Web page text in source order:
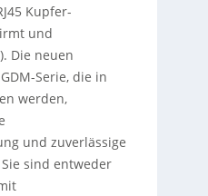
Kupfer-
und
Die neuen
Serie, die in
werden,
und zuverlässige
sind entweder